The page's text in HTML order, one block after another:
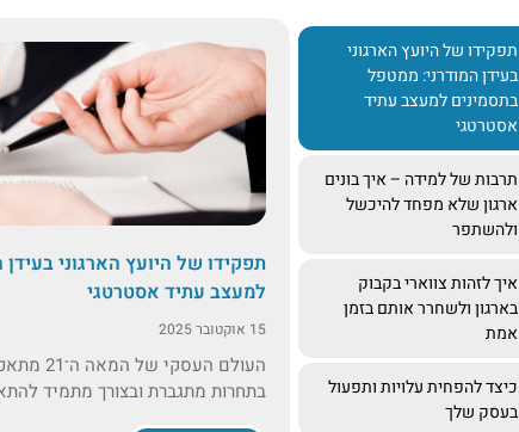
תפקידו של היועץ הארגוני
בעידן המודרני: ממטפל
בתסמינים למעצב עתיד
אסטרטגי
תרבות של למידה – איך בונים
ארגון שלא מפחד להיכשל
ולהשתפר
איך לזהות צווארי בקבוק
בארגון ולשחרר אותם בזמן
אמת
כיצד להפחית עלויות ותפעול
בעסק שלך
תפקידו של היועץ הארגוני
למעצב עתיד אסטרטגי
15 אוקטובר 2025
העולם
בתחרות מתגברת ובצורך מתמיד